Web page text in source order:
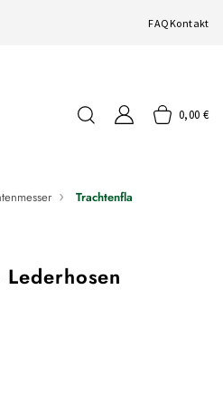
FAQ Kontakt
0,00 €
Trachtenflascherl Steinbock